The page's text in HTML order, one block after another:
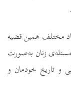
مختلف همین قضیه
زنان به‌صورت
و تاریخ خودمان و